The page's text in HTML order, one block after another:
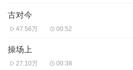
古对今
47.56万 00:52
操场上
27.10万 00:38